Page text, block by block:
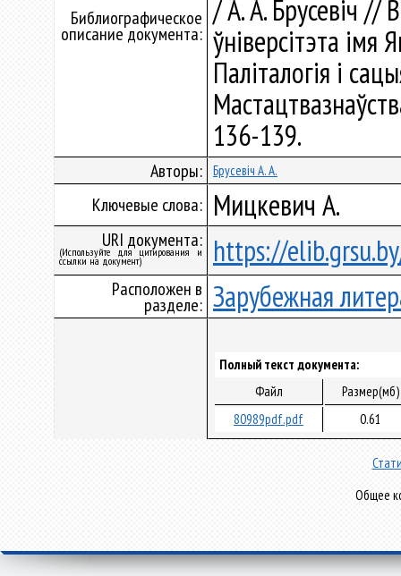
Библиографическое
описание документа:
/ А. А. Брусевіч //
ўніверсітэта імя
Паліталогія і
136-139.
Авторы: Брусевіч А. А.
Ключевые слова: Мицкевич А.
URI документа:
(Используйте для цитирования и
ссылки на документ) https://
Расположен в
разделе: Зарубежная
Полный текст документа:
Файл
Размер(мб)
80989pdf.pdf
0.61
Общее